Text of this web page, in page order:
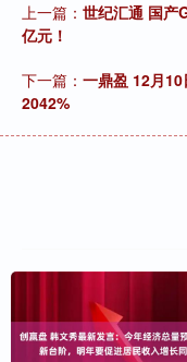
上一篇： 世纪汇通 国产
亿元！
下一篇： 一鼎盈 12月
2042%